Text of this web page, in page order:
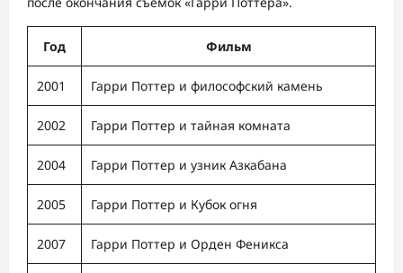
Год Фильм
2001 Гарри Поттер и философский камень
2002 Гарри Поттер и тайная комната
2004 Гарри Поттер и узник Азкабана
2005 Гарри Поттер и Кубок огня
2007 Гарри Поттер и Орден Феникса